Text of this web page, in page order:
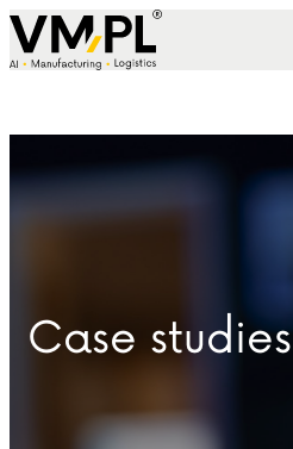
Skip to content
Case studies